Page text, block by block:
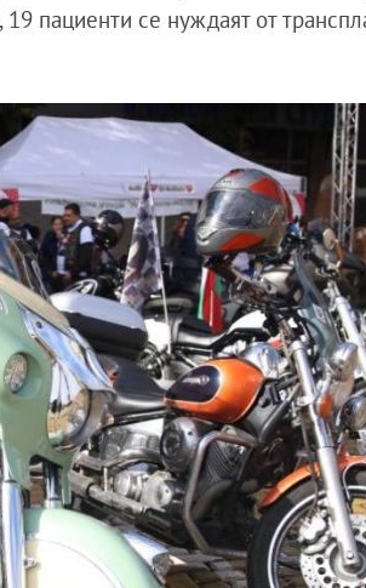
пациенти се нуждаят от